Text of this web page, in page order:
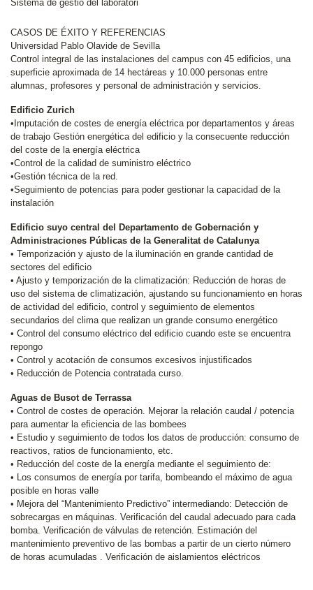
Sistema de gestió del laboratori
CASOS DE ÉXITO Y REFERENCIAS
Universidad Pablo Olavide de Sevilla
Control integral de las instalaciones del campus con 45 edificios, una
superficie aproximada de 14 hectáreas y 10.000 personas entre
alumnas, profesores y personal de administración y servicios.
Edificio Zurich
•Imputación de costes de energía eléctrica por departamentos y áreas
de trabajo Gestión energética del edificio y la consecuente reducción
del coste de la energía eléctrica
•Control de la calidad de suministro eléctrico
•Gestión técnica de la red.
•Seguimiento de potencias para poder gestionar la capacidad de la
instalación
Edificio suyo central del Departamento de Gobernación y
Administraciones Públicas de la Generalitat de Catalunya
• Temporización y ajusto de la iluminación en grande cantidad de
sectores del edificio
• Ajusto y temporización de la climatización: Reducción de horas de
uso del sistema de climatización, ajustando su funcionamiento en horas
de actividad del edificio, control y seguimiento de elementos
secundarios del clima que realizan un grande consumo energético
• Control del consumo eléctrico del edificio cuando este se encuentra
repongo
• Control y acotación de consumos excesivos injustificados
• Reducción de Potencia contratada curso.
Aguas de Busot de Terrassa
• Control de costes de operación. Mejorar la relación caudal / potencia
para aumentar la eficiencia de las bombees
• Estudio y seguimiento de todos los datos de producción: consumo de
reactivos, ratios de funcionamiento, etc.
• Reducción del coste de la energía mediante el seguimiento de:
• Los consumos de energía por tarifa, bombeando el máximo de agua
posible en horas valle
• Mejora del “Mantenimiento Predictivo” intermediando: Detección de
sobrecargas en máquinas. Verificación del caudal adecuado para cada
bomba. Verificación de válvulas de retención. Estimación del
mantenimiento preventivo de las bombas a partir de un cierto número
de horas acumuladas . Verificación de aislamientos eléctricos